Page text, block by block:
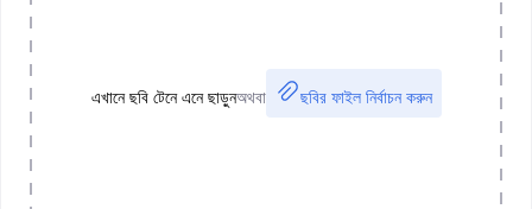
এখানে ছবি টেনে এনে ছাড়ুনঅথবা ছবির ফাইল নির্বাচন করুন